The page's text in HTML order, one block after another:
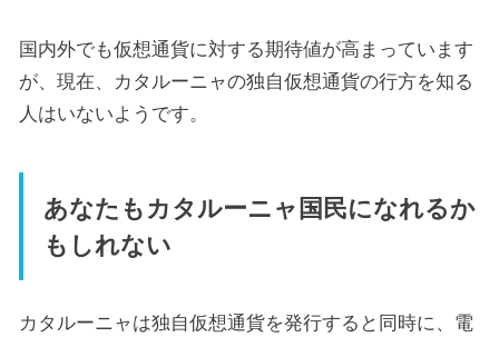
国内外でも仮想通貨に対する期待値が高まっています
が、現在、カタルーニャの独自仮想通貨の行方を知る
人はいないようです。
あなたもカタルーニャ国民になれるか
もしれない
カタルーニャは独自仮想通貨を発行すると同時に、電